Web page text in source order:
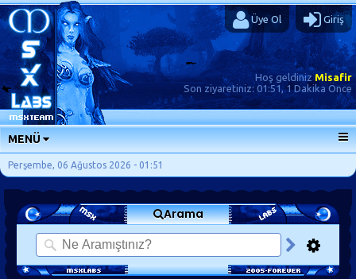
Üye Ol Giriş
Hoş geldinizMisafir
Son ziyaretiniz: 01:51, 1 Dakika Önce
MENÜ
ANA SAYFA
FORUMLAR
SORU-CEVAP
GÜNLÜKLER
SON MESAJLAR
Perşembe, 06 Ağustos 2026 - 01:51
Arama